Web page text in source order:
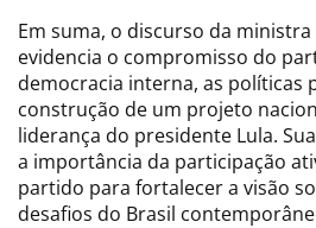
Em suma, o discurso da ministra
evidencia o compromisso do
democracia interna, as políticas
construção de um projeto
liderança do presidente Lula.
a importância da participação
partido para fortalecer a visão
desafios do Brasil